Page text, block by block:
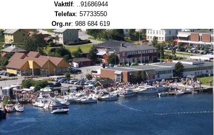
Vakttlf: ..91686944
Telefax: 57733550
Org.nr: 988 684 619